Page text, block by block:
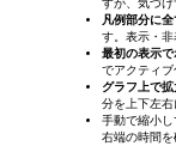
すが、気づけ
凡例部分に
す。表示・非
最初の表示
でアクティ
グラフ上で
分を上下左右
手動で縮小し
右端の時間を